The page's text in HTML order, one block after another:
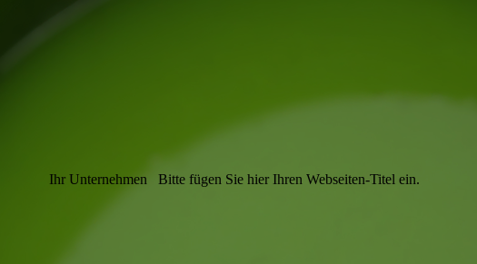
Ihr Unternehmen Bitte fügen Sie hier Ihren Webseiten-Titel ein.